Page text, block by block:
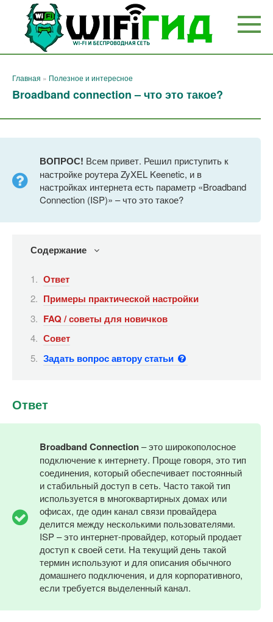
Перейти
контенту
Главная » Полезное и интересное
Broadband connection – что это такое?
ВОПРОС! Всем привет. Решил приступить к
настройке роутера ZyXEL Keenetic, и в
настройках интернета есть параметр «Broadband
Connection (ISP)» – что это такое?
Содержание
Ответ
Примеры практической настройки
FAQ / советы для новичков
Совет
Задать вопрос автору статьи
Ответ
Broadband Connection– это широкополосное
подключение к интернету. Проще говоря, это тип
соединения, который обеспечивает постоянный
и стабильный доступ в сеть. Часто такой тип
используется в многоквартирных домах или
офисах, где один канал связи провайдера
делится между несколькими пользователями.
ISP – это интернет-провайдер, который продает
доступ к своей сети. На текущий день такой
термин используют и для описания обычного
домашнего подключения, и для корпоративного,
если требуется выделенный канал.